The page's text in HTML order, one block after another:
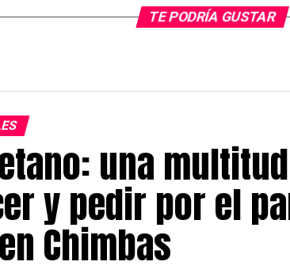
TE PODRÍA GUSTAR
una
y pedir por el
Chimbas